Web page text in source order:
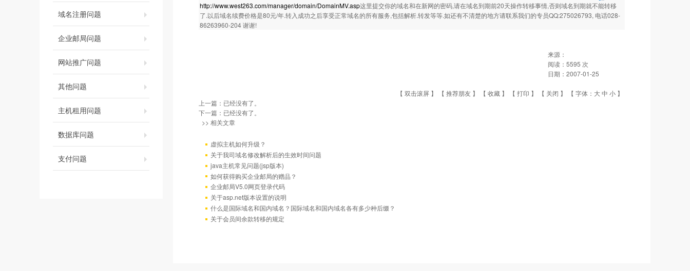
域名注册问题
企业邮局问题
网站推广问题
其他问题
主机租用问题
数据库问题
支付问题
http://www.west263.com/manager/domain/DomainMV.asp这里提交你的域名和在新网的密码,请在域名到期前20天操作转移事情,否则域名到期就不能转移
了.以后域名续费价格是80元/年.转入成功之后享受正常域名的所有服务,包括解析.转发等等.如还有不清楚的地方请联系我们的专员QQ:275026793, 电话028-
86263960-204 谢谢!
来源：
阅读： 5595 次
日期： 2007-01-25
【 双击滚屏 】 【 推荐朋友 】 【 收藏 】 【 打印 】 【 关闭 】 【 字体： 大中 小 】
上一篇：已经没有了。
下一篇：已经没有了。
>> 相关文章
虚拟主机如何升级？
关于我司域名修改解析后的生效时间问题
java主机常见问题(jsp版本)
如何获得购买企业邮局的赠品？
企业邮局V5.0网页登录代码
关于asp.net版本设置的说明
什么是国际域名和国内域名？国际域名和国内域名各有多少种后缀？
关于会员间余款转移的规定